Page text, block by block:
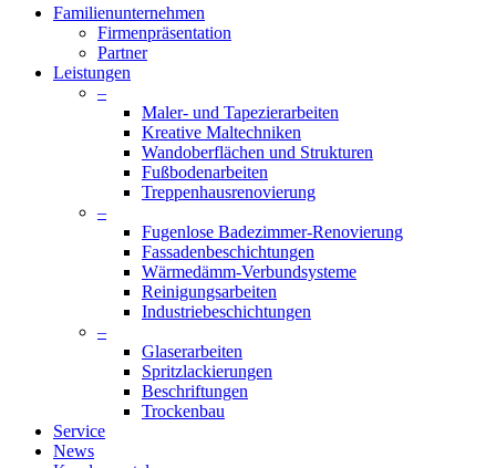
Close
Familienunternehmen
Firmenpräsentation
Partner
Leistungen
–
Maler- und Tapezierarbeiten
Kreative Maltechniken
Wandoberflächen und Strukturen
Fußbodenarbeiten
Treppenhausrenovierung
–
Fugenlose Badezimmer-Renovierung
Fassadenbeschichtungen
Wärmedämm-Verbundsysteme
Reinigungsarbeiten
Industriebeschichtungen
–
Glaserarbeiten
Spritzlackierungen
Beschriftungen
Trockenbau
Service
News